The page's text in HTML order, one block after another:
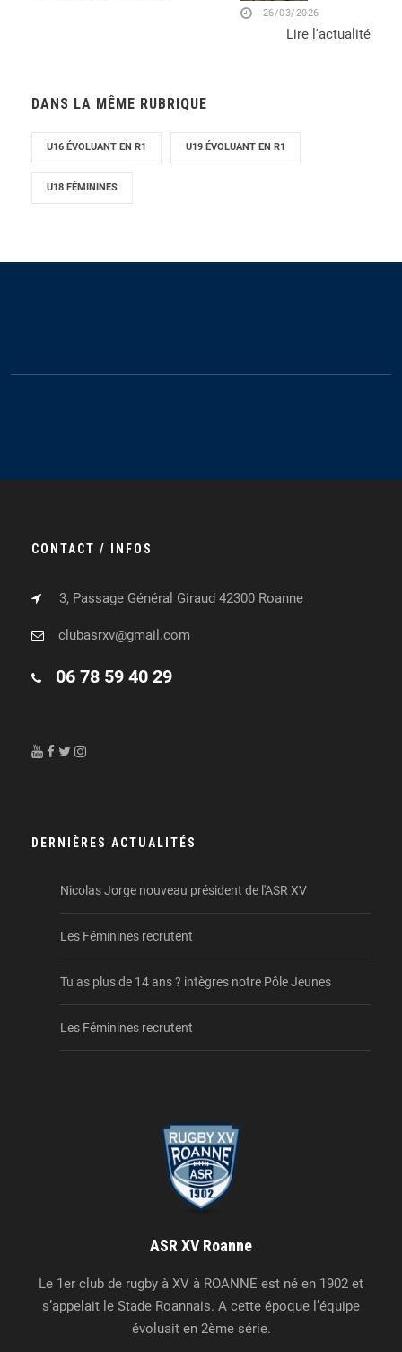
26/03/2026
Lire l'actualité
DANS LA MÊME RUBRIQUE
U16 ÉVOLUANT EN R1 U19 ÉVOLUANT EN R1
U18 FÉMININES
CONTACT / INFOS
3, Passage Général Giraud 42300 Roanne
clubasrxv@gmail.com
06 78 59 40 29
DERNIÈRES ACTUALITÉS
Nicolas Jorge nouveau président de l'ASR XV
Les Féminines recrutent
Tu as plus de 14 ans ? intègres notre Pôle Jeunes
Les Féminines recrutent
ASR XV Roanne
Le 1er club de rugby à XV à ROANNE est né en 1902 et
s’appelait le Stade Roannais. A cette époque l’équipe
évoluait en 2ème série.